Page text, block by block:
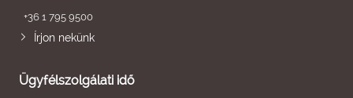
+36 1 795 9500
Írjon nekünk
Ügyfélszolgálati idő